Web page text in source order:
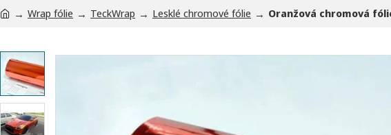
m
Wrap fólie TeckWrap Lesklé chromové fólie Oranžová chromová